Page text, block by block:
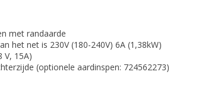
met randaarde
het net is 230V (180-240V) 6A (1,38kW)
V, 15A)
(optionele aardinspen: 724562273)